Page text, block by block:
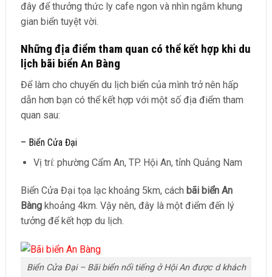
đây để thưởng thức ly cafe ngon và nhìn ngắm khung
gian biển tuyệt vời.
Những địa điểm tham quan có thể kết hợp khi du
lịch bãi biển An Bàng
Để làm cho chuyến du lịch biển của mình trở nên hấp
dẫn hơn bạn có thể kết hợp với một số địa điểm tham
quan sau:
– Biển Cửa Đại
Vị trí: phường Cẩm An, TP. Hội An, tỉnh Quảng Nam
Biển Cửa Đại tọa lạc khoảng 5km, cách bãi biển An
Bàngkhoảng 4km. Vậy nên, đây là một điểm đến lý
tưởng để kết hợp du lịch.
Biển Cửa Đại – Bãi biển nổi tiếng ở Hội An được d khách